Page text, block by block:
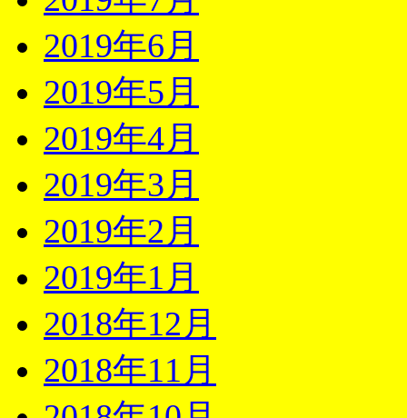
2019年6月
2019年5月
2019年4月
2019年3月
2019年2月
2019年1月
2018年12月
2018年11月